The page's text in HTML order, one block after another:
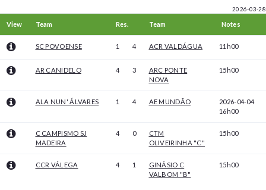
2026-03-28
View Team Res. Team Notes
SC POVOENSE 1 4 ACR VALDÁGUA 11h00
AR CANIDELO 4 3
ARC PONTE
NOVA
15h00
ALA NUN' ÁLVARES 1 4 AE MUNDÃO
2026-04-04
16h00
C CAMPISMO SJ
MADEIRA
4 0
CTM
OLIVEIRINHA "C"
15h00
CCR VÁLEGA 4 1
GINÁSIO C
VALBOM "B"
15h00